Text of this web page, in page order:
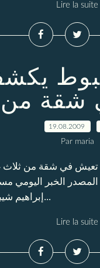
Lire la suite
من
19.08.2009
Par maria
تعيش في شقة من
إبراهيم شيبوط أن الشهيد زيغود يوسف كان يتمنى...
Lire la suite